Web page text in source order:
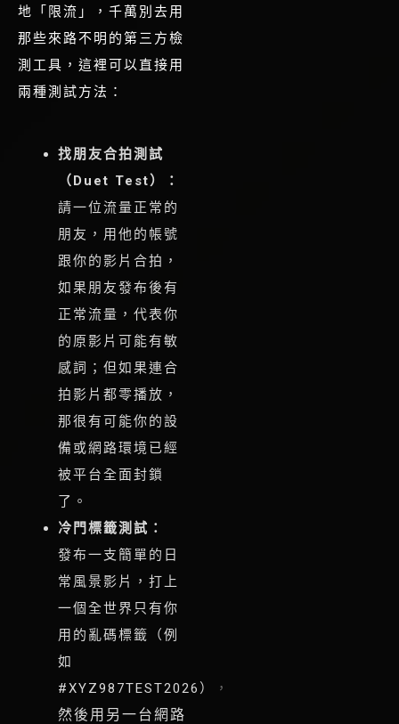
地「限流」，千萬別去用
那些來路不明的第三方檢
測工具，這裡可以直接用
兩種測試方法 ：
找朋友合拍測試
（Duet Test）：
請一位流量正常的
朋友，用他的帳號
跟你的影片合拍，
如果朋友發布後有
正常流量，代表你
的原影片可能有敏
感詞；但如果連合
拍影片都零播放，
那很有可能你的設
備或網路環境已經
被平台全面封鎖
了 。
冷門標籤測試：
發布一支簡單的日
常風景影片，打上
一個全世界只有你
用的亂碼標籤（例
如
#XYZ987TEST2026），
然後用另一台網路